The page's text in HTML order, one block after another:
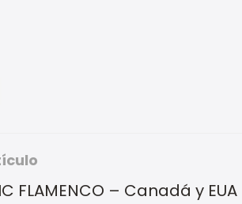
FLAMENCO – Canadá y EUA